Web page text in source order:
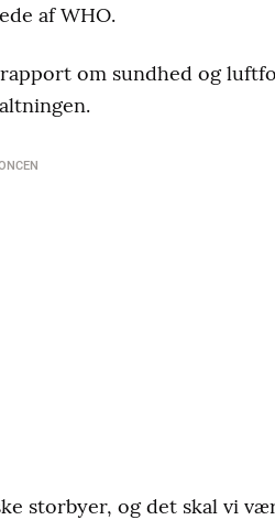
af WHO.
om sundhed og
storbyer, og det skal vi